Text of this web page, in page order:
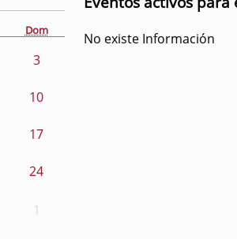
Dom
3
10
17
24
1
No existe Información